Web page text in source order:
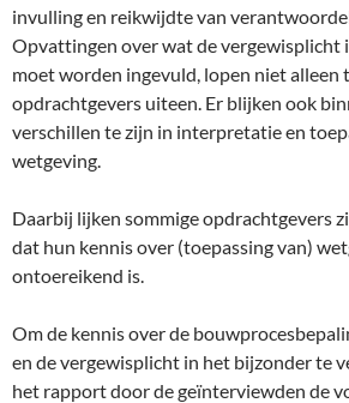
invulling en reikwijdte van
Opvattingen over wat de vergewisplicht
moet worden ingevuld, lopen niet alleen
opdrachtgevers uiteen. Er blijken ook
verschillen te zijn in interpretatie en
wetgeving.
Daarbij lijken sommige opdrachtgevers
dat hun kennis over (toepassing van)
ontoereikend is.
Om de kennis over de
en de vergewisplicht in het bijzonder te
het rapport door de geïnterviewden de